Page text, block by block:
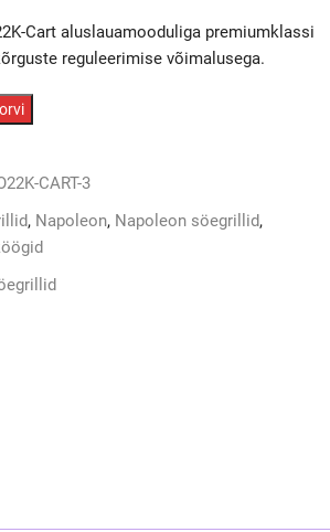
Cart aluslauamooduliga premiumklassi
reguleerimise võimalusega.
CART-3
, Napoleon, Napoleon söegrillid,